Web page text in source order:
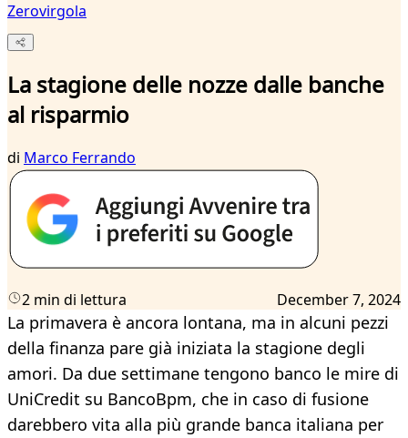
Zerovirgola
La stagione delle nozze dalle banche
al risparmio
di Marco Ferrando
2 min di lettura December 7, 2024
La primavera è ancora lontana, ma in alcuni pezzi
della finanza pare già iniziata la stagione degli
amori. Da due settimane tengono banco le mire di
UniCredit su BancoBpm, che in caso di fusione
darebbero vita alla più grande banca italiana per